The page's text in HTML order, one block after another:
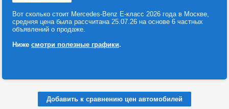
Вот сколько стоит Mercedes-Benz E-класс 2026 года в Москве,
средняя цена была рассчитана 25.07.26 на основе 6 частных
объявлений о продаже.
Ниже смотри полезные графики.
Добавить к сравнению цен автомобилей